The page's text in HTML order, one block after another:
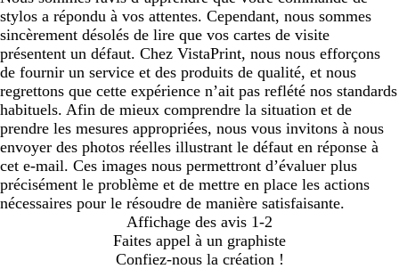
stylos a répondu à vos attentes. Cependant, nous sommes
sincèrement désolés de lire que vos cartes de visite
présentent un défaut. Chez VistaPrint, nous nous efforçons
de fournir un service et des produits de qualité, et nous
regrettons que cette expérience n’ait pas reflété nos standards
habituels. Afin de mieux comprendre la situation et de
prendre les mesures appropriées, nous vous invitons à nous
envoyer des photos réelles illustrant le défaut en réponse à
cet e-mail. Ces images nous permettront d’évaluer plus
précisément le problème et de mettre en place les actions
nécessaires pour le résoudre de manière satisfaisante.
Affichage des avis 1-2
Faites appel à un graphiste
Confiez-nous la création !